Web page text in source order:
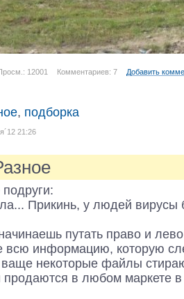
12001 Комментариев: 7 Добавить
, подборка
21:26
Прикинь, у людей вирусы
путать право и
всю информацию, которую
некоторые файлы
в любом маркете